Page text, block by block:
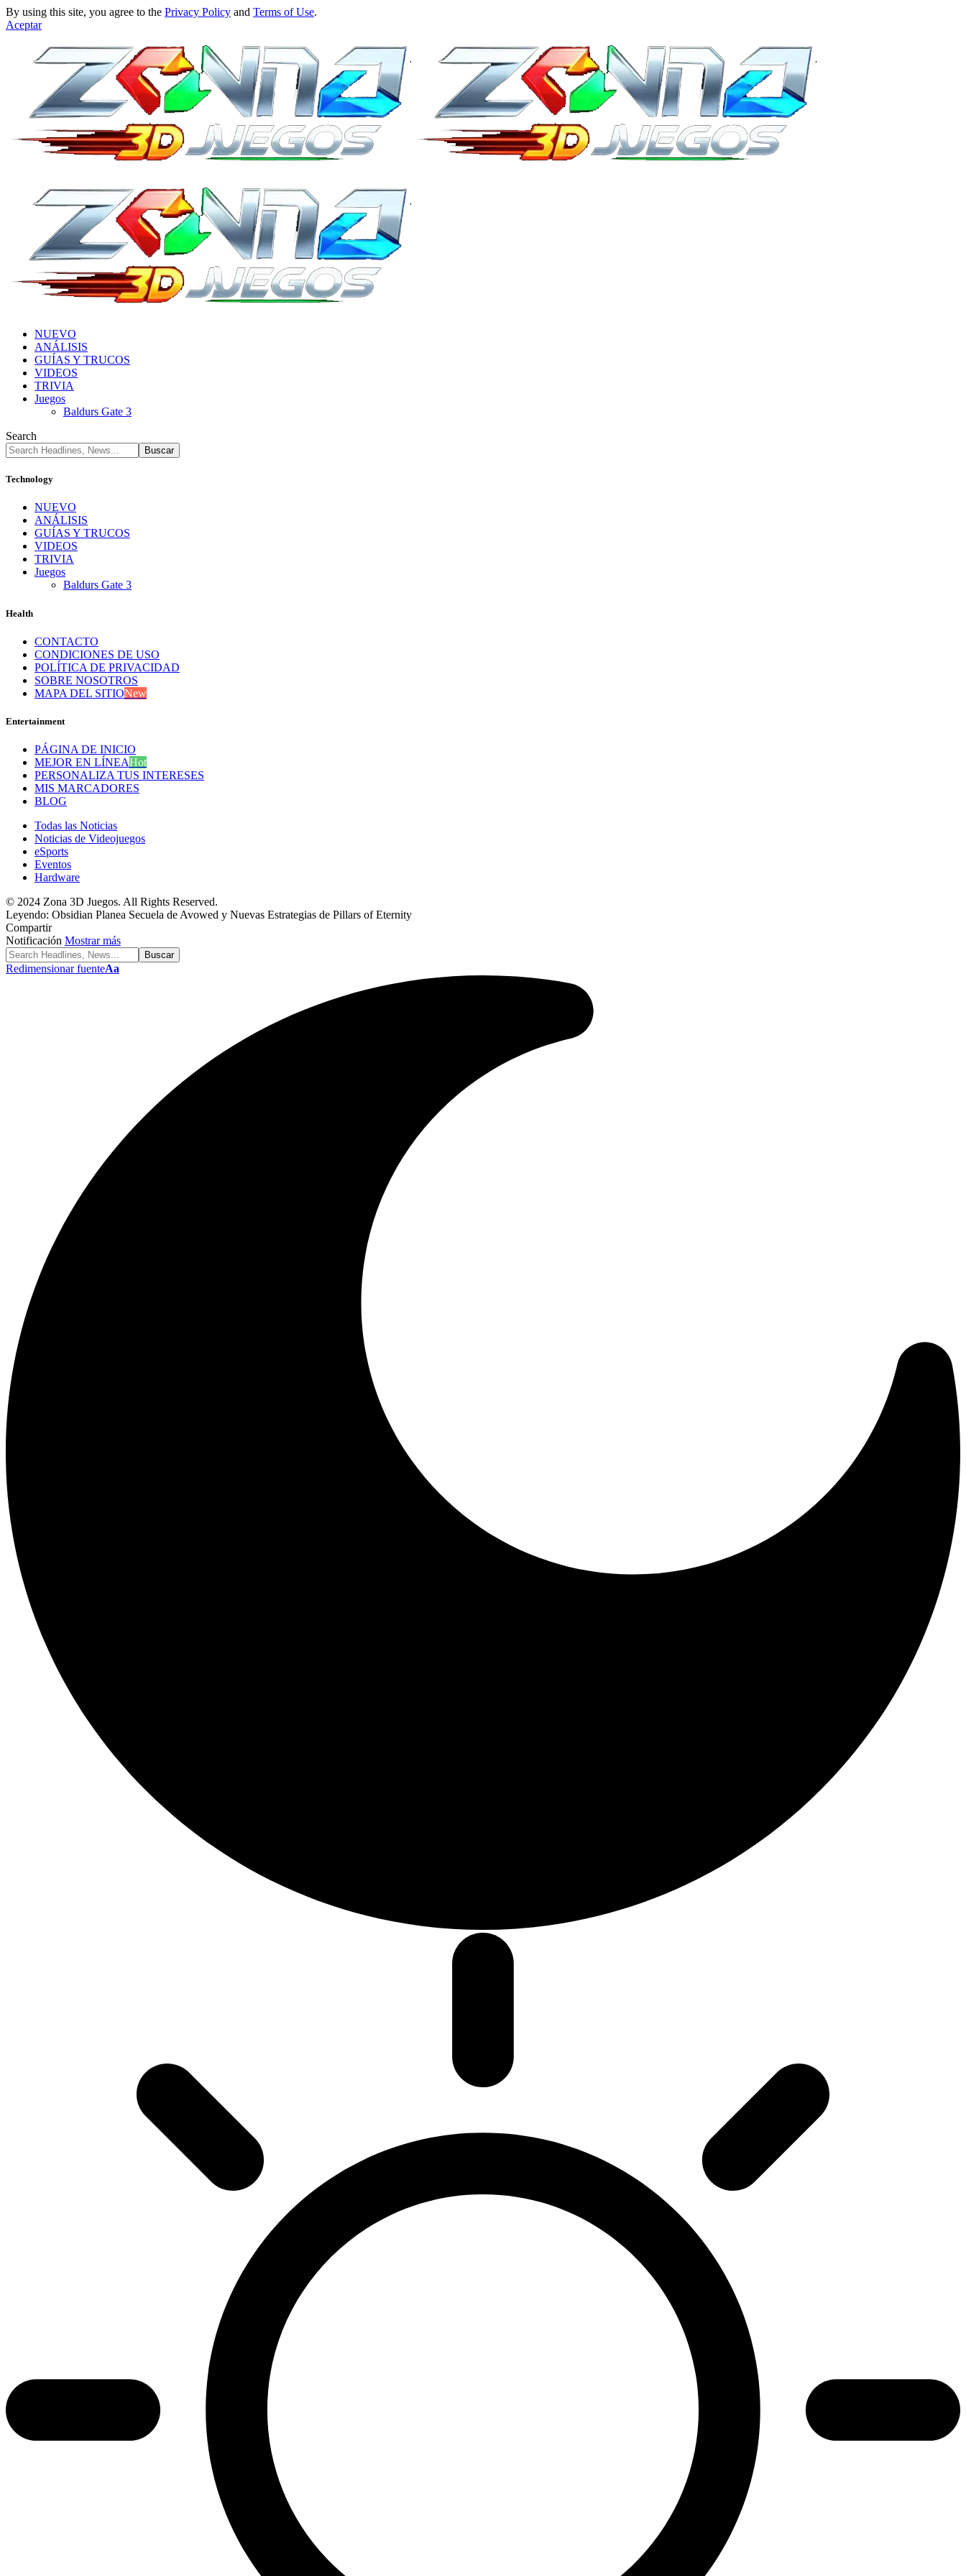
By using this site, you agree to the Privacy Policy and Terms of Use.
Aceptar
NUEVO
ANÁLISIS
GUÍAS Y TRUCOS
VIDEOS
TRIVIA
Juegos
Baldurs Gate 3
Search
Technology
NUEVO
ANÁLISIS
GUÍAS Y TRUCOS
VIDEOS
TRIVIA
Juegos
Baldurs Gate 3
Health
CONTACTO
CONDICIONES DE USO
POLÍTICA DE PRIVACIDAD
SOBRE NOSOTROS
MAPA DEL SITIONew
Entertainment
PÁGINA DE INICIO
MEJOR EN LÍNEAHot
PERSONALIZA TUS INTERESES
MIS MARCADORES
BLOG
Todas las Noticias
Noticias de Videojuegos
eSports
Eventos
Hardware
© 2024 Zona 3D Juegos. All Rights Reserved.
Leyendo: Obsidian Planea Secuela de Avowed y Nuevas Estrategias de Pillars of Eternity
Compartir
Notificación Mostrar más
Redimensionar fuenteAa